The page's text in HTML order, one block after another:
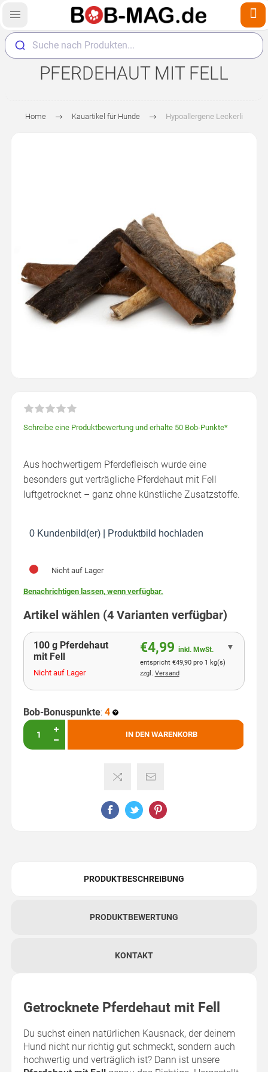
Suche nach Produkten...
PFERDEHAUT MIT FELL
Home Kauartikel für Hunde Hypoallergene Leckerli
Schreibe eine Produktbewertung und erhalte 50 Bob-Punkte*
Aus hochwertigem Pferdefleisch wurde eine
besonders gut verträgliche Pferdehaut mit Fell
luftgetrocknet – ganz ohne künstliche Zusatzstoffe.
0 Kundenbild(er) Produktbild hochladen
Nicht auf Lager
Benachrichtigen lassen, wenn verfügbar.
Artikel wählen (4 Varianten verfügbar)
100 g Pferdehaut
mit Fell
Nicht auf Lager
€4,99 inkl. MwSt.
entspricht €49,90 pro 1 kg(s)
zzgl. Versand
▼
Bob-Bonuspunkte: 4
IN DEN WARENKORB
PRODUKTBESCHREIBUNG
PRODUKTBEWERTUNG
KONTAKT
Getrocknete Pferdehaut mit Fell
Du suchst einen natürlichen Kausnack, der deinem
Hund nicht nur richtig gut schmeckt, sondern auch
hochwertig und verträglich ist? Dann ist unsere